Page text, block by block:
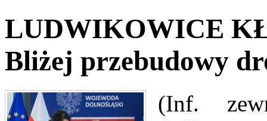
LUDWIKOWICE
Bliżej przebudowy
(Inf.